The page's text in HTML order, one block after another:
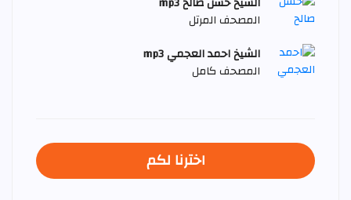
المصحف المرتل
الشيخ احمد العجمي mp3
المصحف كامل
اخترنا لكم